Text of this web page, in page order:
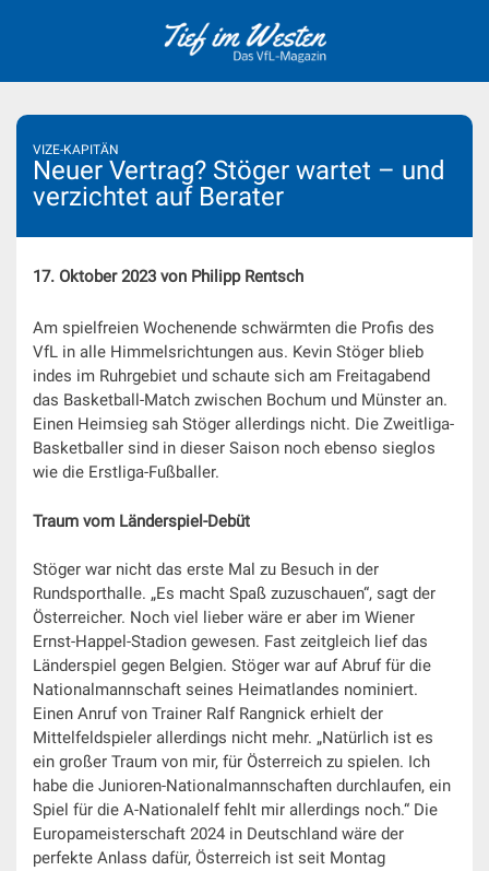
VIZE-KAPITÄN
Neuer Vertrag? Stöger wartet – und
verzichtet auf Berater
17. Oktober 2023 von Philipp Rentsch
Am spielfreien Wochenende schwärmten die Profis des
VfL in alle Himmelsrichtungen aus. Kevin Stöger blieb
indes im Ruhrgebiet und schaute sich am Freitagabend
das Basketball-Match zwischen Bochum und Münster an.
Einen Heimsieg sah Stöger allerdings nicht. Die Zweitliga-
Basketballer sind in dieser Saison noch ebenso sieglos
wie die Erstliga-Fußballer.
Traum vom Länderspiel-Debüt
Stöger war nicht das erste Mal zu Besuch in der
Rundsporthalle. „Es macht Spaß zuzuschauen“, sagt der
Österreicher. Noch viel lieber wäre er aber im Wiener
Ernst-Happel-Stadion gewesen. Fast zeitgleich lief das
Länderspiel gegen Belgien. Stöger war auf Abruf für die
Nationalmannschaft seines Heimatlandes nominiert.
Einen Anruf von Trainer Ralf Rangnick erhielt der
Mittelfeldspieler allerdings nicht mehr. „Natürlich ist es
ein großer Traum von mir, für Österreich zu spielen. Ich
habe die Junioren-Nationalmannschaften durchlaufen, ein
Spiel für die A-Nationalelf fehlt mir allerdings noch.“ Die
Europameisterschaft 2024 in Deutschland wäre der
perfekte Anlass dafür, Österreich ist seit Montag